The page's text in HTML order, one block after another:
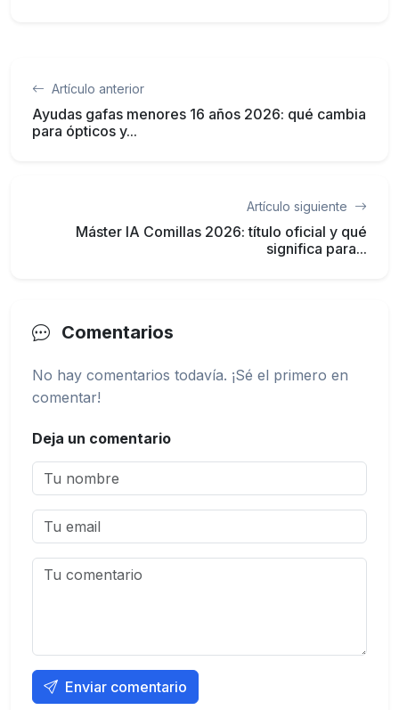
Artículo anterior
Ayudas gafas menores 16 años 2026: qué cambia
para ópticos y...
Artículo siguiente
Máster IA Comillas 2026: título oficial y qué
significa para...
Comentarios
No hay comentarios todavía. ¡Sé el primero en
comentar!
Deja un comentario
Enviar comentario